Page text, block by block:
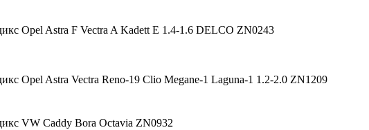
Opel Astra F Vectra A Kadett E 1.4-1.6 DELCO ZN0243
Opel Astra Vectra Reno-19 Clio Megane-1 Laguna-1 1.2-2.0 ZN1209
VW Caddy Bora Octavia ZN0932